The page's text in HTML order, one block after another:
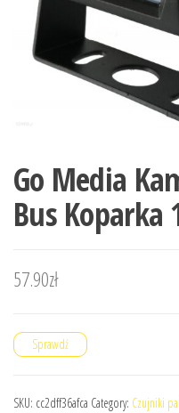
Go Media
Bus Koparka
57.90zł
Sprawdź
SKU: cc2dff36afca Category: Czujniki